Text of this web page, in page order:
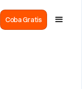
Coba Gratis